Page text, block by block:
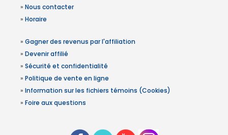
» Nous contacter
» Horaire
» Gagner des revenus par l'affiliation
» Devenir affilié
» Sécurité et confidentialité
» Politique de vente en ligne
» Information sur les fichiers témoins (Cookies)
» Foire aux questions